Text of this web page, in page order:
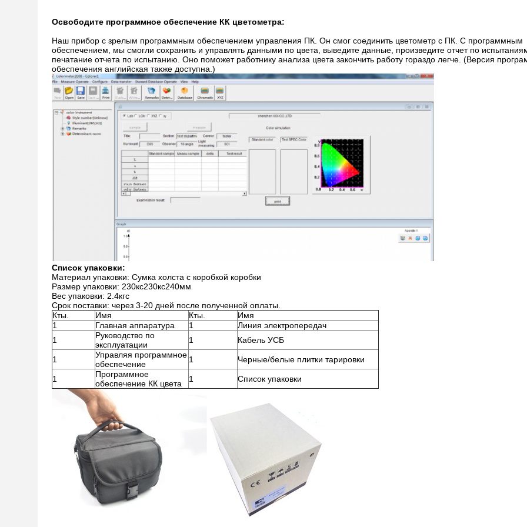
Освободите программное обеспечение КК цветометра:
Наш прибор с зрелым программным обеспечением управления ПК. Он смог соединить цветометр с ПК. С программным
обеспечением, мы смогли сохранить и управлять данными по цвета, выведите данные, произведите отчет по
печатание отчета по испытанию. Оно поможет работнику анализа цвета закончить работу гораздо легче. (Версия
обеспечения английская также доступна.)
Список упаковки:
Материал упаковки: Сумка холста с коробкой коробки
Размер упаковки: 230кс230кс240мм
Вес упаковки: 2.4кгс
Срок поставки: через 3-20 дней после полученной оплаты.
Кты.
Имя Кты.
Имя
1
Главная аппаратура 1
Линия электропередач
1
Руководство по
эксплуатации
1 Кабель УСБ
1
Управляя программное
обеспечение
1 Черные/белые плитки тарировки
1
Программное
обеспечение КК цвета
1 Список упаковки